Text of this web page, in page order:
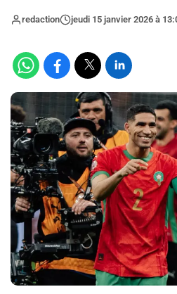
redaction jeudi 15 janvier 2026 à